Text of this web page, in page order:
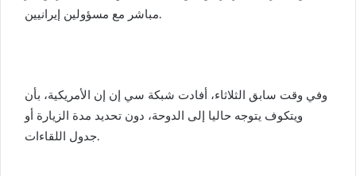
مباشر مع مسؤولين إيرانيين.
وفي وقت سابق الثلاثاء، أفادت شبكة سي إن إن الأمريكية، بأن
ويتكوف يتوجه حاليا إلى الدوحة، دون تحديد مدة الزيارة أو
جدول اللقاءات.